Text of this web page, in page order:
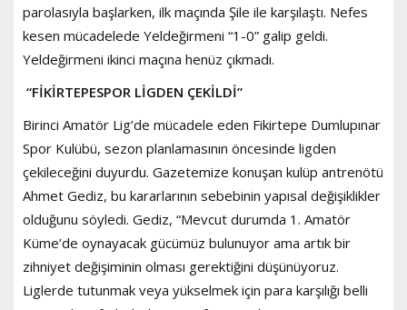
parolasıyla başlarken, ilk maçında Şile ile karşılaştı. Nefes
kesen mücadelede Yeldeğirmeni “1-0” galip geldi.
Yeldeğirmeni ikinci maçına henüz çıkmadı.
“FİKİRTEPESPOR LİGDEN ÇEKİLDİ”
Birinci Amatör Lig’de mücadele eden Fikirtepe Dumlupınar
Spor Kulübü, sezon planlamasının öncesinde ligden
çekileceğini duyurdu. Gazetemize konuşan kulüp antrenötü
Ahmet Gediz, bu kararlarının sebebinin yapısal değişiklikler
olduğunu söyledi. Gediz, “Mevcut durumda 1. Amatör
Küme’de oynayacak gücümüz bulunuyor ama artık bir
zihniyet değişiminin olması gerektiğini düşünüyoruz.
Liglerde tutunmak veya yükselmek için para karşılığı belli